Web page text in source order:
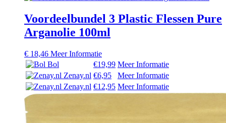
Voordeelbundel 3 Plastic Flessen Pure
Arganolie 100ml
€ 18,46 Meer Informatie
Bol
€19,99 Meer Informatie
Zenay.nl €6,95
Meer Informatie
Zenay.nl €12,95 Meer Informatie